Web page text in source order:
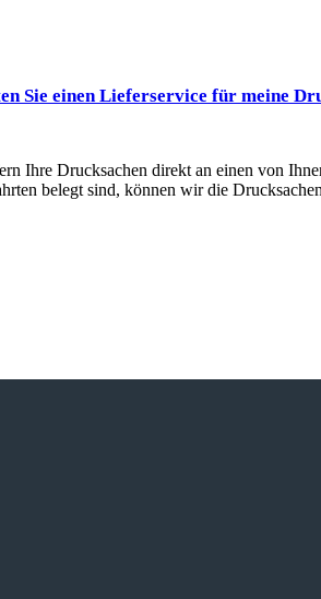
Sie einen Lieferservice für meine
Ihre Drucksachen direkt an einen von
belegt sind, können wir die